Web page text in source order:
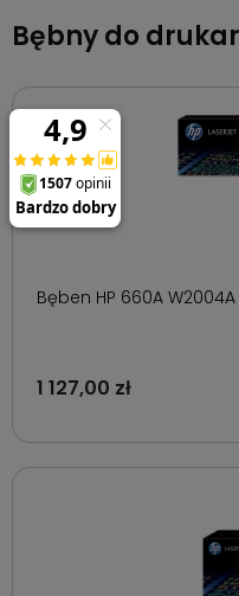
Bębny do
Bęben HP 660A
1 127,00 zł